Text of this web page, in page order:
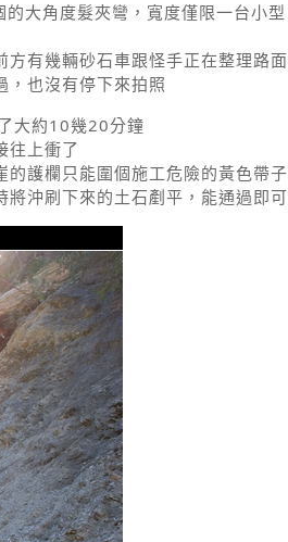
大角度髮夾彎，寬度僅限一台小型
有幾輛砂石車跟怪手正在整理路面
，也沒有停下來拍照
大約10幾20分鐘
往上衝了
護欄只能圍個施工危險的黃色帶子
沖刷下來的土石剷平，能通過即可